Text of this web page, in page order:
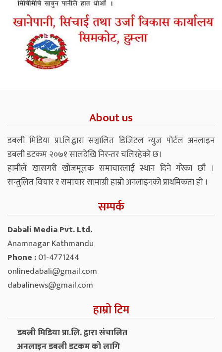
About us
डबली मिडिया प्रा.लि.द्वारा सञ्चालित डिजिटल न्युज पोर्टल अनलाइन
डबली डटकम २०७१ सालदेखि निरन्तर चलिरहेको छ।
हामीले खासगरी खोजमूलक समाचारलाई स्थान दिने गरेका छौं ।
सन्तुलित विचार र समाचार सामाग्री हाम्रो अनलाइनको प्राथमिकता हो ।
सम्पर्क
Dabali Media Pvt. Ltd.
Anamnagar Kathmandu
Phone :01-4771244
onlinedabali@gmail.com
dabalinews@gmail.com
हाम्रो टिम
डबली मिडिया प्रा.लि. द्वारा संचालित
अनलाइन डबली डटकम को लागि